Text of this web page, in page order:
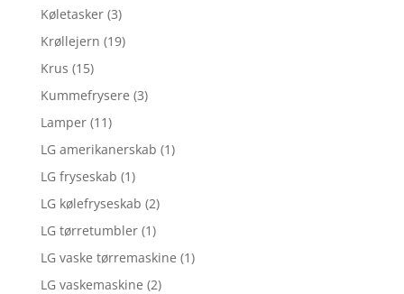
Køletasker (3)
Krøllejern (19)
Krus (15)
Kummefrysere (3)
Lamper (11)
LG amerikanerskab (1)
LG fryseskab (1)
LG kølefryseskab (2)
LG tørretumbler (1)
LG vaske tørremaskine (1)
LG vaskemaskine (2)